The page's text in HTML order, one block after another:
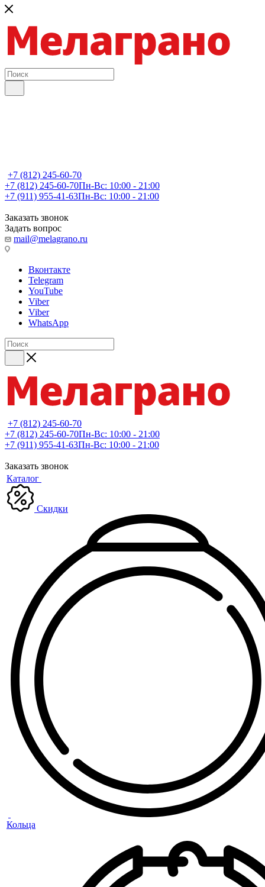
+7 (812) 245-60-70
+7 (812) 245-60-70Пн-Вс: 10:00 - 21:00
+7 (911) 955-41-63Пн-Вс: 10:00 - 21:00
Заказать звонок
Задать вопрос
mail@melagrano.ru
Вконтакте
Telegram
YouTube
Viber
Viber
WhatsApp
+7 (812) 245-60-70
+7 (812) 245-60-70Пн-Вс: 10:00 - 21:00
+7 (911) 955-41-63Пн-Вс: 10:00 - 21:00
Заказать звонок
Каталог
Скидки
Кольца